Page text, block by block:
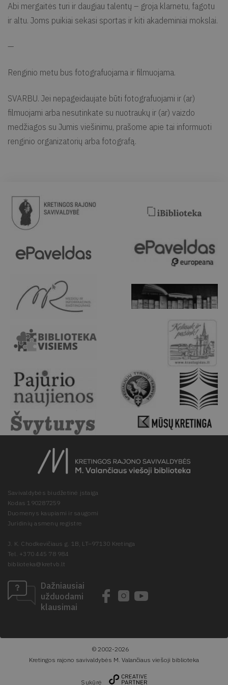
Abi mergaitės turi ir daugiau talentų – groja klarnetu, fagotu
ir altu. Joms puikiai sekasi sportas ir kiti akademiniai mokslai.
—
Renginio metu bus fotografuojama ir filmuojama.
SVARBU. Jei nepageidaujate būti fotografuojami ir (ar)
filmuojami arba nesutinkate su nuotraukų ir (ar) vaizdo
medžiagos su Jumis viešinimu, prašome apie tai informuoti
renginio organizatorių arba fotografą.
Savivaldybės biudžetinė įstaiga
Kodas 190287259
Duomenys kaupiami ir saugomi
Juridinių asmenų registre
J. K. Chodkevičiaus g. 1B, LT–97130 Kretinga
Tel. +370 445 78 984
biblioteka@kretvb.lt
Dažniausiai
užduodami
klausimai
© 2002-2026
Kretingos rajono savivaldybės M. Valančiaus viešoji biblioteka
Sukūrė